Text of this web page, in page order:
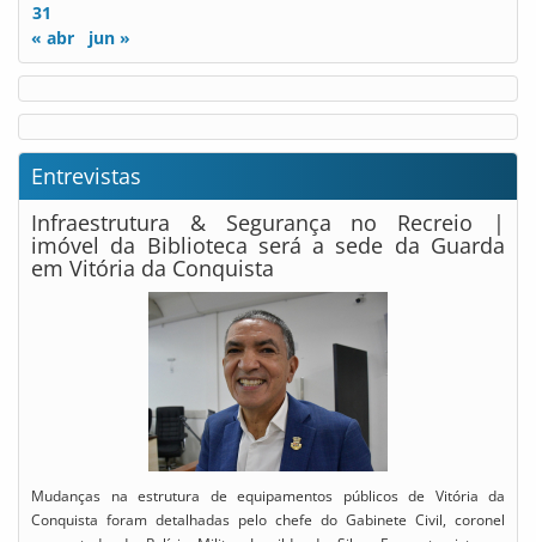
31
« abr
jun »
Entrevistas
Infraestrutura & Segurança no Recreio |
imóvel da Biblioteca será a sede da Guarda
em Vitória da Conquista
Mudanças na estrutura de equipamentos públicos de Vitória da
Conquista foram detalhadas pelo chefe do Gabinete Civil, coronel